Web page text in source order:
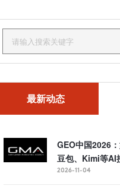
最新动态
GEO中国2026：
豆包、Kimi等AI
2026-11-04